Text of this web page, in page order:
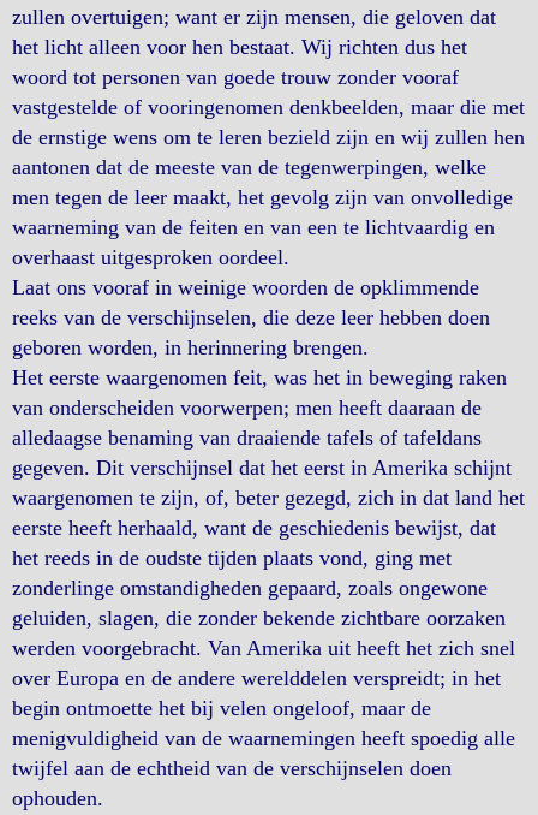
zullen overtuigen; want er zijn mensen, die geloven dat
het licht alleen voor hen bestaat. Wij richten dus het
woord tot personen van goede trouw zonder vooraf
vastgestelde of vooringenomen denkbeelden, maar die met
de ernstige wens om te leren bezield zijn en wij zullen hen
aantonen dat de meeste van de tegenwerpingen, welke
men tegen de leer maakt, het gevolg zijn van onvolledige
waarneming van de feiten en van een te lichtvaardig en
overhaast uitgesproken oordeel.
Laat ons vooraf in weinige woorden de opklimmende
reeks van de verschijnselen, die deze leer hebben doen
geboren worden, in herinnering brengen.
Het eerste waargenomen feit, was het in beweging raken
van onderscheiden voorwerpen; men heeft daaraan de
alledaagse benaming van draaiende tafels of tafeldans
gegeven. Dit verschijnsel dat het eerst in Amerika schijnt
waargenomen te zijn, of, beter gezegd, zich in dat land het
eerste heeft herhaald, want de geschiedenis bewijst, dat
het reeds in de oudste tijden plaats vond, ging met
zonderlinge omstandigheden gepaard, zoals ongewone
geluiden, slagen, die zonder bekende zichtbare oorzaken
werden voorgebracht. Van Amerika uit heeft het zich snel
over Europa en de andere werelddelen verspreidt; in het
begin ontmoette het bij velen ongeloof, maar de
menigvuldigheid van de waarnemingen heeft spoedig alle
twijfel aan de echtheid van de verschijnselen doen
ophouden.